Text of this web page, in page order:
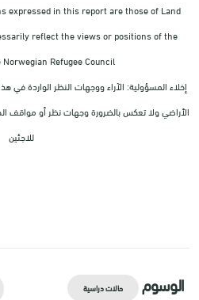
expressed in this report are those of Land
reflect the views or positions of the
Refugee Council
إخلاء المسؤولية: الآراء ووجهات النظر الواردة في
الأراضي ولا تعكس بالضرورة وجهات نظر أو مواقف
للاجئين
الوسوم حالات دراسية